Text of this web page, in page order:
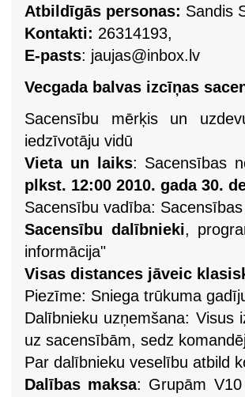
Atbildīgās personas: Sandis
Kontakti: 26314193,
E-pasts: jaujas@inbox.lv
Vecgada balvas izcīņas
Sacensību mērķis un
iedzīvotāju vidū
Vieta un laiks: Sacensības
plkst. 12:00 2010. gada 30.
Sacensību vadība:
Sacensību dalībnieki,
informācija"
Visas distances jāveic
Piezīme: Sniega trūkuma
Dalībnieku uzņemšana:
uz sacensībām, sedz
Par dalībnieku veselību atbild
Dalības maksa: Grupām